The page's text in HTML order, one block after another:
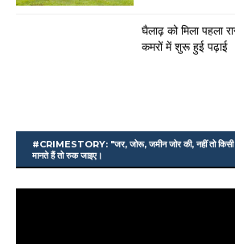
घैलाढ़ को मिला पहला
कमरों में शुरू हुई पढ़ाई
#CRIMESTORY: "जर, जोरू, जमीन जोर की, नहीं तो किसी
मानते हैं तो रुक जाइए।